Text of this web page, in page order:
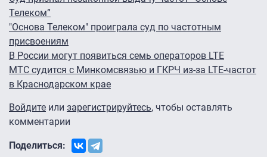
Телеком”
"Основа Телеком" проиграла суд по частотным
присвоениям
В России могут появиться семь операторов LTE
МТС судится с Минкомсвязью и ГКРЧ из-за LTE-частот
в Краснодарском крае
Войдите или зарегистрируйтесь, чтобы оставлять
комментарии
Поделиться: